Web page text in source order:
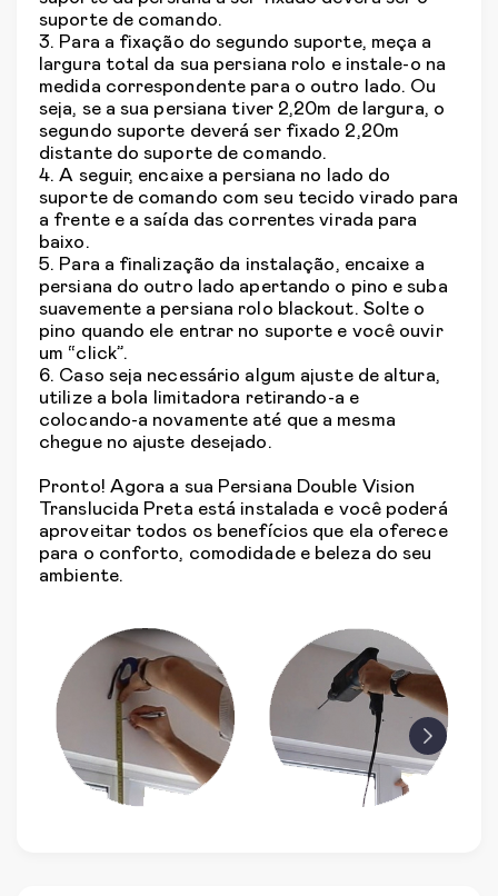
suporte de comando.
3. Para a fixação do segundo suporte, meça a
largura total da sua persiana rolo e instale-o na
medida correspondente para o outro lado. Ou
seja, se a sua persiana tiver 2,20m de largura, o
segundo suporte deverá ser fixado 2,20m
distante do suporte de comando.
4. A seguir, encaixe a persiana no lado do
suporte de comando com seu tecido virado para
a frente e a saída das correntes virada para
baixo.
5. Para a finalização da instalação, encaixe a
persiana do outro lado apertando o pino e suba
suavemente a persiana rolo blackout. Solte o
pino quando ele entrar no suporte e você ouvir
um “click”.
6. Caso seja necessário algum ajuste de altura,
utilize a bola limitadora retirando-a e
colocando-a novamente até que a mesma
chegue no ajuste desejado.
Pronto! Agora a sua Persiana Double Vision
Translucida Preta está instalada e você poderá
aproveitar todos os benefícios que ela oferece
para o conforto, comodidade e beleza do seu
ambiente.